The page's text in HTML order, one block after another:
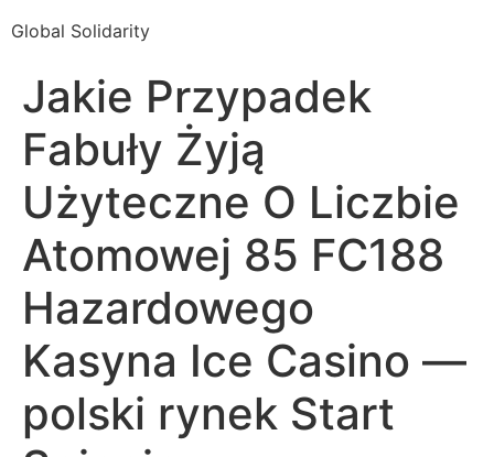
Global Solidarity
Jakie Przypadek
Fabuły Żyją
Użyteczne O Liczbie
Atomowej 85 FC188
Hazardowego
Kasyna Ice Casino —
polski rynek Start